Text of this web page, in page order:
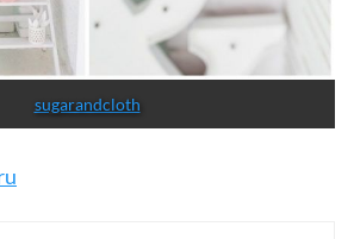
sugarandcloth